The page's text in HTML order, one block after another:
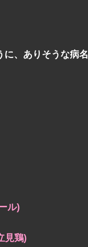
に、ありそうな病名
ル)
見鶏)